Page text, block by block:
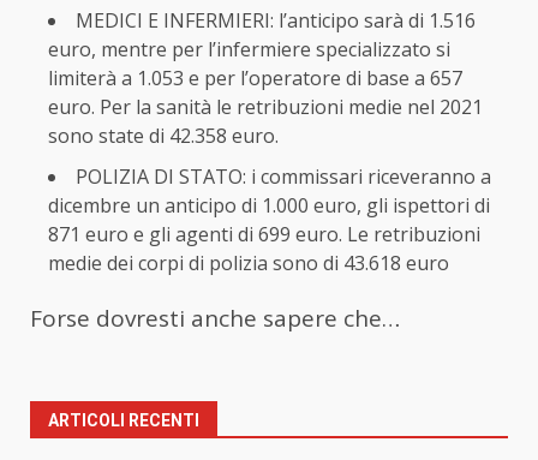
MEDICI E INFERMIERI: l’anticipo sarà di 1.516
euro, mentre per l’infermiere specializzato si
limiterà a 1.053 e per l’operatore di base a 657
euro. Per la sanità le retribuzioni medie nel 2021
sono state di 42.358 euro.
POLIZIA DI STATO: i commissari riceveranno a
dicembre un anticipo di 1.000 euro, gli ispettori di
871 euro e gli agenti di 699 euro. Le retribuzioni
medie dei corpi di polizia sono di 43.618 euro
Forse dovresti anche sapere che…
ARTICOLI RECENTI